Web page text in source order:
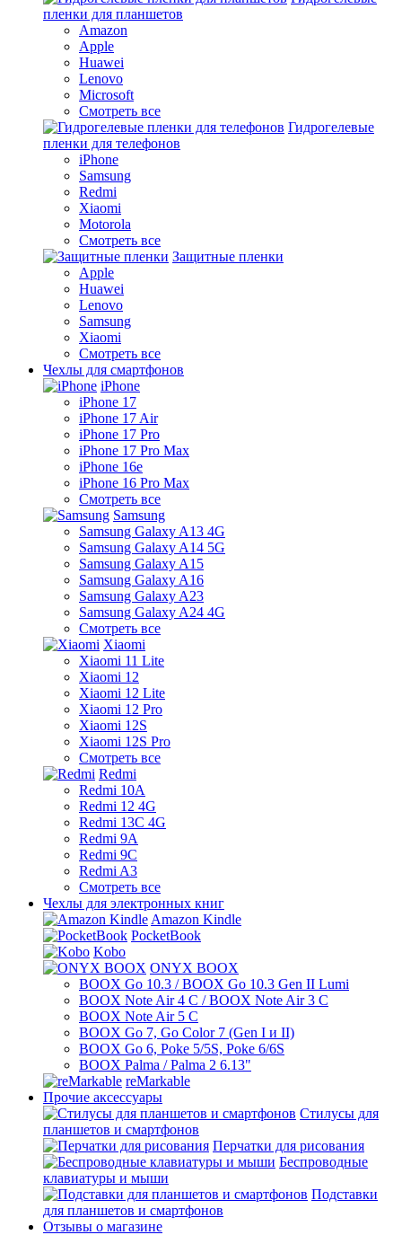
пленки для планшетов
Amazon
Apple
Huawei
Lenovo
Microsoft
Смотреть все
Гидрогелевые
пленки для телефонов
iPhone
Samsung
Redmi
Xiaomi
Motorola
Смотреть все
Защитные пленки
Apple
Huawei
Lenovo
Samsung
Xiaomi
Смотреть все
Чехлы для смартфонов
iPhone
iPhone 17
iPhone 17 Air
iPhone 17 Pro
iPhone 17 Pro Max
iPhone 16e
iPhone 16 Pro Max
Смотреть все
Samsung
Samsung Galaxy A13 4G
Samsung Galaxy A14 5G
Samsung Galaxy A15
Samsung Galaxy A16
Samsung Galaxy A23
Samsung Galaxy A24 4G
Смотреть все
Xiaomi
Xiaomi 11 Lite
Xiaomi 12
Xiaomi 12 Lite
Xiaomi 12 Pro
Xiaomi 12S
Xiaomi 12S Pro
Смотреть все
Redmi
Redmi 10A
Redmi 12 4G
Redmi 13C 4G
Redmi 9A
Redmi 9C
Redmi A3
Смотреть все
Чехлы для электронных книг
Amazon Kindle
PocketBook
Kobo
ONYX BOOX
BOOX Go 10.3 / BOOX Go 10.3 Gen II Lumi
BOOX Note Air 4 C / BOOX Note Air 3 C
BOOX Note Air 5 C
BOOX Go 7, Go Color 7 (Gen I и II)
BOOX Go 6, Poke 5/5S, Poke 6/6S
BOOX Palma / Palma 2 6.13"
reMarkable
Прочие аксессуары
Стилусы для
планшетов и смартфонов
Перчатки для рисования
Беспроводные
клавиатуры и мыши
Подставки
для планшетов и смартфонов
Отзывы о магазине